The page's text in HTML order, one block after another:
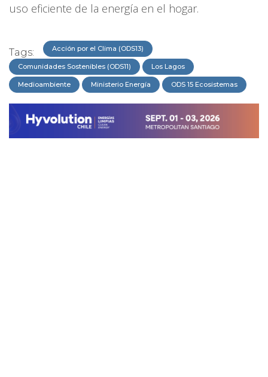
uso eficiente de la energía en el hogar.
Tags: Acción por el Clima (ODS13)
Comunidades Sostenibles (ODS11) Los Lagos
Medioambiente Ministerio Energía ODS 15 Ecosistemas